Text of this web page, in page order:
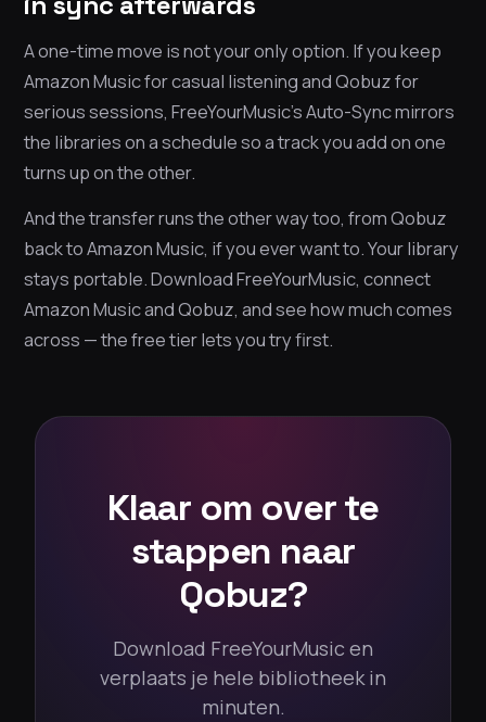
A one-time move is not your only option. If you keep
Amazon Music for casual listening and Qobuz for
serious sessions, FreeYourMusic’s Auto-Sync mirrors
the libraries on a schedule so a track you add on one
turns up on the other.
And the transfer runs the other way too, from Qobuz
back to Amazon Music, if you ever want to. Your library
stays portable. Download FreeYourMusic, connect
Amazon Music and Qobuz, and see how much comes
across — the free tier lets you try first.
Klaar om over te
stappen naar
Qobuz?
Download FreeYourMusic en
verplaats je hele bibliotheek in
minuten.